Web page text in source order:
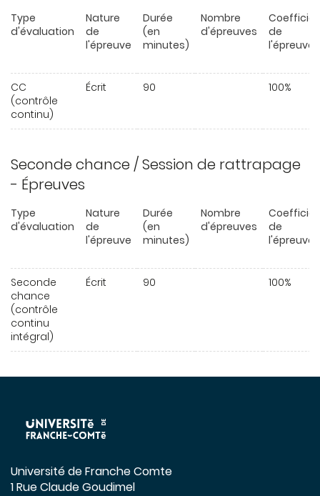
Type
d'évaluation
Nature
de
l'épreuve
Durée
(en
minutes)
Nombre
d'épreuves
de
l'épreuve
CC
(contrôle
continu)
Écrit 90 100%
Seconde chance / Session de rattrapage
- Épreuves
Type
d'évaluation
Nature
de
l'épreuve
Durée
(en
minutes)
Nombre
d'épreuves
de
l'épreuve
Seconde
chance
(contrôle
continu
intégral)
Écrit 90 100%
Université de Franche Comte
1 Rue Claude Goudimel